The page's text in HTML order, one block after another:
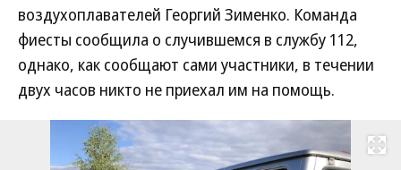
воздухоплавателей Георгий Зименко. Команда
фиесты сообщила о случившемся в службу 112,
однако, как сообщают сами участники, в течении
двух часов никто не приехал им на помощь.
Развернуть